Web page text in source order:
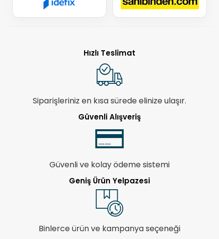
Hızlı Teslimat
Siparişleriniz en kısa sürede elinize ulaşır.
Güvenli Alışveriş
Güvenli ve kolay ödeme sistemi
Geniş Ürün Yelpazesi
Binlerce ürün ve kampanya seçeneği